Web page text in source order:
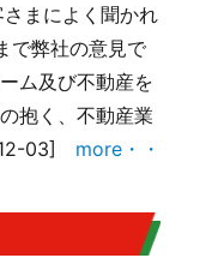
まによく聞かれ
で弊社の意見で
ム及び不動産を
抱く、不動産業
03] more・・